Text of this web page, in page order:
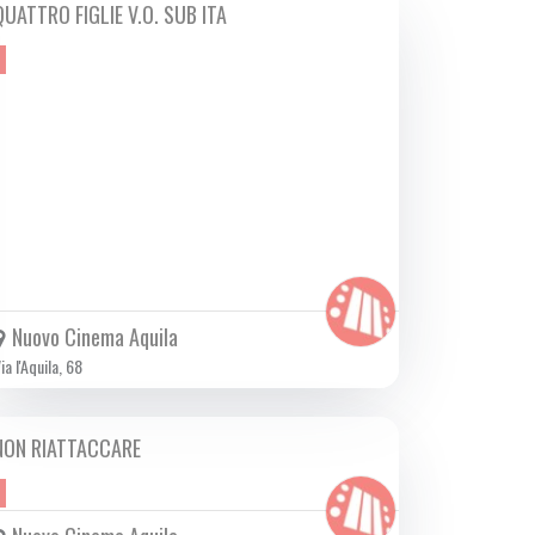
DA GIO 27/06 A MER 24/07 2024
FIGLIE V.O. SUB ITA
Nuovo Cinema Aquila
l'Aquila, 68
DA GIO 11/07 A MER 31/07 2024
RIATTACCARE